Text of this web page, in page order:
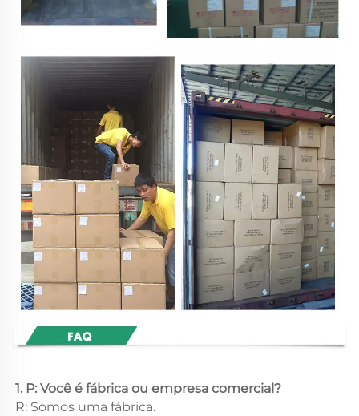
1. P: Você é fábrica ou empresa comercial?
R: Somos uma fábrica.